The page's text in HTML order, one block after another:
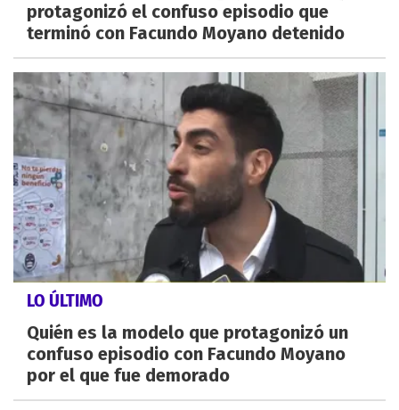
protagonizó el confuso episodio que
terminó con Facundo Moyano detenido
LO ÚLTIMO
Quién es la modelo que protagonizó un
confuso episodio con Facundo Moyano
por el que fue demorado